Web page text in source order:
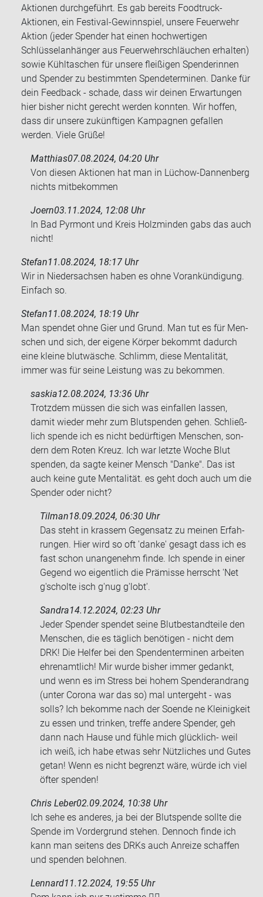
Aktionen durchgeführt. Es gab bereits Foodtruck-
Aktionen, ein Festival-Gewinnspiel, unsere Feuerwehr
Aktion (jeder Spender hat einen hochwertigen
Schlüsselanhänger aus Feuerwehrschläuchen erhalten)
sowie Kühltaschen für unsere fleißigen Spenderinnen
und Spender zu bestimmten Spendeterminen. Danke für
dein Feedback - schade, dass wir deinen Erwartungen
hier bisher nicht gerecht werden konnten. Wir hoffen,
dass dir unsere zukünftigen Kampagnen gefallen
werden. Viele Grüße!
Matthias07.08.2024, 04:20 Uhr
Von die­sen Ak­tio­nen hat man in Lüchow-​Dannenberg
nichts mit­be­kom­men
Joern03.11.2024, 12:08 Uhr
In Bad Pyr­mont und Kreis Holz­min­den gabs das auch
nicht!
Stefan11.08.2024, 18:17 Uhr
Wir in Nie­der­sach­sen haben es ohne Vor­ankün­di­gung.
Ein­fach so.
Stefan11.08.2024, 18:19 Uhr
Man spen­det ohne Gier und Grund. Man tut es für Men­
schen und sich, der ei­ge­ne Kör­per be­kommt da­durch
eine klei­ne blut­wä­sche. Schlimm, diese Men­ta­li­tät,
immer was für seine Leis­tung was zu be­kom­men.
saskia12.08.2024, 13:36 Uhr
Trotz­dem müs­sen die sich was ein­fal­len las­sen,
damit wie­der mehr zum Blut­spen­den gehen. Schließ­
lich spen­de ich es nicht be­dürf­ti­gen Men­schen, son­
dern dem Roten Kreuz. Ich war letz­te Woche Blut
spen­den, da sagte kei­ner Mensch "Danke". Das ist
auch keine gute Men­ta­li­tät. es geht doch auch um die
Spen­der oder nicht?
Tilman18.09.2024, 06:30 Uhr
Das steht in kras­sem Ge­gen­satz zu mei­nen Er­fah­
run­gen. Hier wird so oft 'danke' ge­sagt dass ich es
fast schon un­an­ge­nehm finde. Ich spen­de in einer
Ge­gend wo ei­gent­lich die Prä­mis­se herrscht 'Net
g'schol­te isch g'nug g'lobt'.
Sandra14.12.2024, 02:23 Uhr
Jeder Spen­der spen­det seine Blut­be­stand­tei­le den
Men­schen, die es täg­lich be­nö­ti­gen - nicht dem
DRK! Die Hel­fer bei den Spen­den­ter­mi­nen ar­bei­ten
eh­ren­amt­lich! Mir wurde bis­her immer ge­dankt,
und wenn es im Stress bei hohem Spen­der­an­drang
(unter Co­ro­na war das so) mal un­ter­geht - was
solls? Ich be­kom­me nach der So­en­de ne Klei­nig­keit
zu essen und trin­ken, tref­fe an­de­re Spen­der, geh
dann nach Hause und fühle mich glücklich-​ weil
ich weiß, ich habe etwas sehr Nütz­li­ches und Gutes
getan! Wenn es nicht be­grenzt wäre, würde ich viel
öfter spen­den!
Chris Leber02.09.2024, 10:38 Uhr
Ich sehe es an­de­res, ja bei der Blut­spen­de soll­te die
Spen­de im Vor­der­grund ste­hen. Den­noch finde ich
kann man sei­tens des DRKs auch An­rei­ze schaf­fen
und spen­den be­loh­nen.
Lennard11.12.2024, 19:55 Uhr